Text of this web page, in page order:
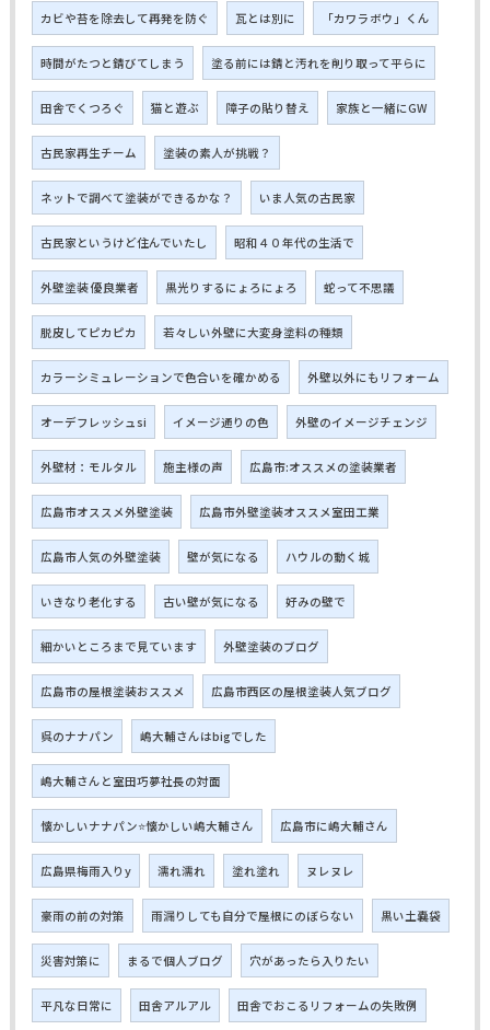
カビや苔を除去して再発を防ぐ 瓦とは別に 「カワラボウ」くん
時間がたつと錆びてしまう 塗る前には錆と汚れを削り取って平らに
田舎でくつろぐ 猫と遊ぶ 障子の貼り替え 家族と一緒にGW
古民家再生チーム 塗装の素人が挑戦？
ネットで調べて塗装ができるかな？ いま人気の古民家
古民家というけど住んでいたし 昭和４０年代の生活で
外壁塗装 優良業者 黒光りするにょろにょろ 蛇って不思議
脱皮してピカピカ 若々しい外壁に大変身塗料の種類
カラーシミュレーションで色合いを確かめる 外壁以外にもリフォーム
オーデフレッシュsi イメージ通りの色 外壁のイメージチェンジ
外壁材：モルタル 施主様の声 広島市:オススメの塗装業者
広島市オススメ外壁塗装 広島市外壁塗装オススメ室田工業
広島市人気の外壁塗装 壁が気になる ハウルの動く城
いきなり老化する 古い壁が気になる 好みの壁で
細かいところまで見ています 外壁塗装のブログ
広島市の屋根塗装おススメ 広島市西区の屋根塗装人気ブログ
呉のナナパン 嶋大輔さんはbigでした
嶋大輔さんと室田巧夢社長の対面
懐かしいナナパン⭐懐かしい嶋大輔さん 広島市に嶋大輔さん
広島県梅雨入りy 濡れ濡れ 塗れ塗れ ヌレヌレ
豪雨の前の対策 雨漏りしても自分で屋根にのぼらない 黒い土嚢袋
災害対策に まるで個人ブログ 穴があったら入りたい
平凡な日常に 田舎アルアル 田舎でおこるリフォームの失敗例